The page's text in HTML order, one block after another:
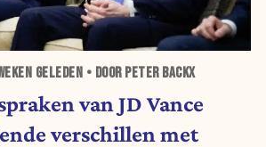
GELEDEN • DOOR PETER BACKX
van JD Vance
verschillen met